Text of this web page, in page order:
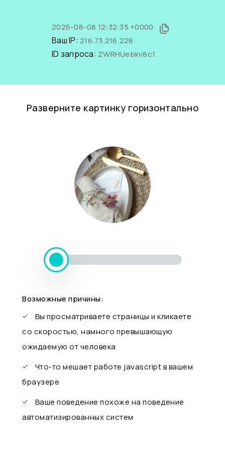
2026-08-08 12:32:35 +0000
Ваш IP: 216.73.216.228
ID запроса: ZWRHUebkv8c1
Разверните картинку горизонтально
Возможные причины:
Вы просматриваете страницы и кликаете
со скоростью, намного превышающую
ожидаемую от человека
Что-то мешает работе javascript в вашем
браузере
Ваше поведение похоже на поведение
автоматизированных систем